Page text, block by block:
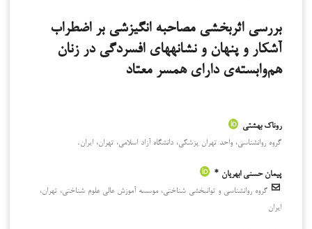
بررسی اثربخشی مصاحبه انگیزشی بر اضطراب
آشکار و پنهان و نشانه­های افسردگی در زنان
هم‌وابسته‌ی دارای همسر معتاد
روناک بهشتی
گروه روانشناسی، واحد تهران پزشکی، دانشگاه آزاد اسلامی، تهران، ایران.
پیمان حسنی ابهریان *
گروه روانشناسی و توانبخشی شناختی، موسسه آموزش عالی علوم شناختی، تهران،
ایران